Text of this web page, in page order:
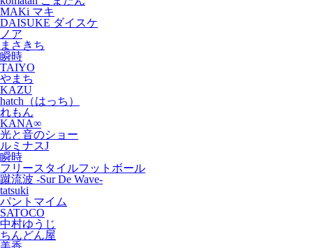
MAKi マキ
DAISUKE ダイスケ
ノア
まさきち
瞬時
TAIYO
やまち
KAZU
hatch（はっち）
れもん
KANA∞
光と音のショー
ルミナスJ
瞬時
フリースタイルフットボール
蹴流波 -Sur De Wave-
tatsuki
パントマイム
SATOCO
中村ゆうじ
ちんどん屋